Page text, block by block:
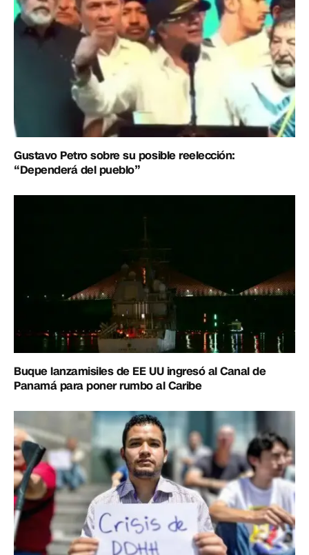
Gustavo Petro sobre su posible reelección:
“Dependerá del pueblo”
Buque lanzamisiles de EE UU ingresó al Canal de
Panamá para poner rumbo al Caribe